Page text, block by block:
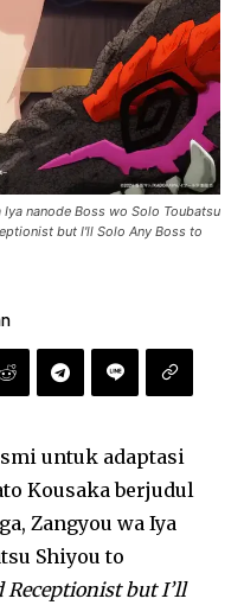
nanode Boss wo Solo Toubatsu
but I'll Solo Any Boss to
untuk adaptasi
Kousaka berjudul
Zangyou wa Iya
Shiyou to
Receptionist but I’ll